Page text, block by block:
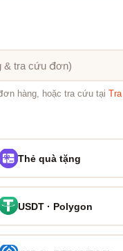
hàng, hoặc tra cứu tại
Thẻ quà tặng
USDT · Polygon